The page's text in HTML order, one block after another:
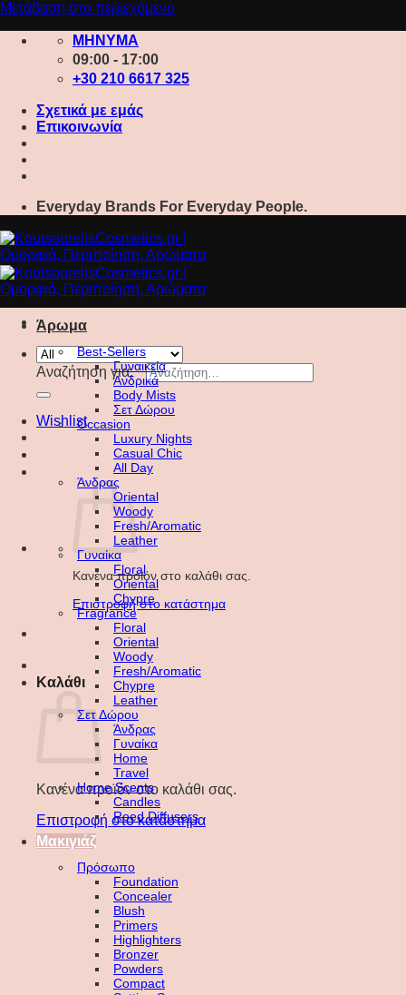
Μετάβαση στο περιεχόμενο
ΜΗΝΥΜΑ
09:00 - 17:00
+30 210 6617 325
Σχετικά με εμάς
Επικοινωνία
Everyday Brands For Everyday People.
Αναζήτηση για:
Wishlist
Κανένα προϊόν στο καλάθι σας.
Επιστροφή στο κατάστημα
Καλάθι
Κανένα προϊόν στο καλάθι σας.
Επιστροφή στο κατάστημα
Άρωμα
Best-Sellers
Γυναικεία
Ανδρικά
Body Mists
Σετ Δώρου
Occasion
Luxury Nights
Casual Chic
All Day
Άνδρας
Oriental
Woody
Fresh/Aromatic
Leather
Γυναίκα
Floral
Oriental
Chypre
Fragrance
Floral
Oriental
Woody
Fresh/Aromatic
Chypre
Leather
Σετ Δώρου
Άνδρας
Γυναίκα
Home
Travel
Home Scents
Candles
Reed Diffusers
Μακιγιάζ
Πρόσωπο
Foundation
Concealer
Blush
Primers
Highlighters
Bronzer
Powders
Compact